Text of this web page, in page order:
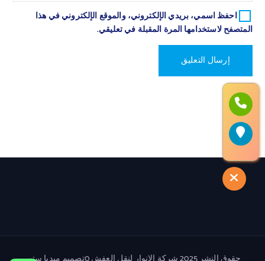
احفظ اسمي، بريدي الإلكتروني، والموقع الإلكتروني في هذا
المتصفح لاستخدامها المرة المقبلة في تعليقي.